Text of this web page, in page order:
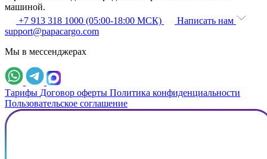
машиной.
+7 913 318 1000 (05:00-18:00 МСК)
Написать нам
support@papacargo.com
Мы в мессенджерах
Тарифы Договор оферты Политика конфиденциальности
Пользовательское соглашение